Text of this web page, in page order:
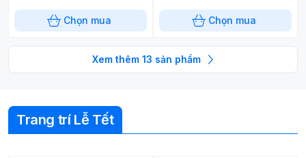
Chọn mua Chọn mua
Xem thêm 13 sản phẩm
Trang trí Lễ Tết